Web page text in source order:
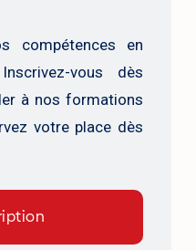
compétences en
vous dès
à nos formations
votre place dès